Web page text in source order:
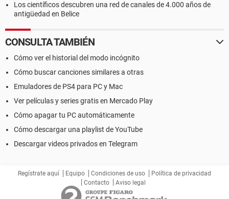
Los científicos descubren una red de canales de 4.000 años de
antigüedad en Belice
CONSULTA TAMBIÉN
Cómo ver el historial del modo incógnito
Cómo buscar canciones similares a otras
Emuladores de PS4 para PC y Mac
Ver películas y series gratis en Mercado Play
Cómo apagar tu PC automáticamente
Cómo descargar una playlist de YouTube
Descargar videos privados en Telegram
Regístrate aquí Equipo Condiciones de uso
Política de privacidad
Contacto
Aviso legal